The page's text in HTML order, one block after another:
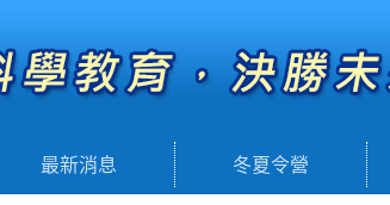
最新消息 冬夏令營